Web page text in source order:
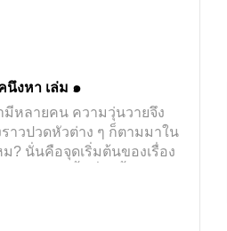
งหา เล่ม ๑
หลายคน ความวุ่นวายจึง
ราวปวดหัวต่าง ๆ ก็ตามมาใน
? นั่นคือจุดเริ่มต้นของเรื่อง